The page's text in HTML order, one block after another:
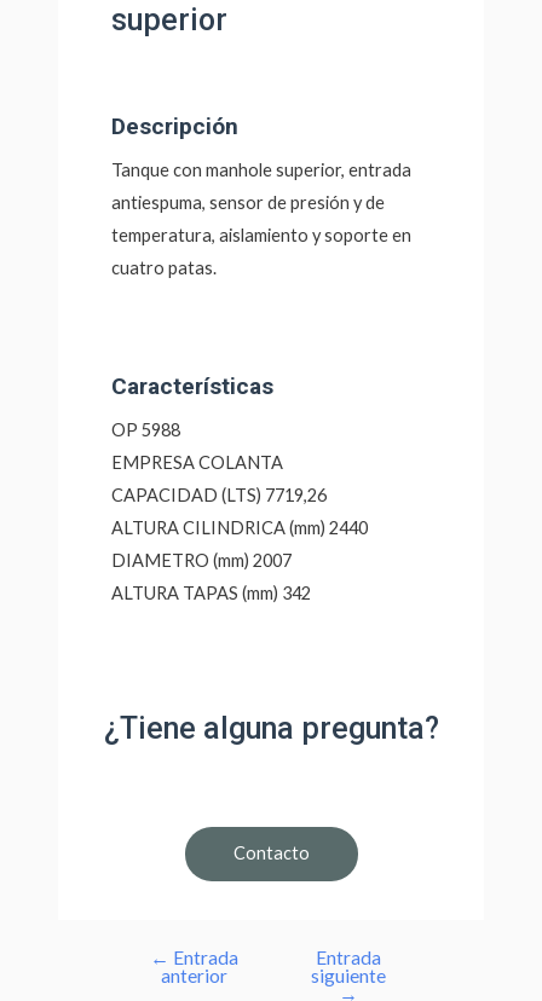
superior
Descripción
Tanque con manhole superior, entrada
antiespuma, sensor de presión y de
temperatura, aislamiento y soporte en
cuatro patas.
Características
OP 5988
EMPRESA COLANTA
CAPACIDAD (LTS) 7719,26
ALTURA CILINDRICA (mm) 2440
DIAMETRO (mm) 2007
ALTURA TAPAS (mm) 342
¿Tiene alguna pregunta?
Contacto
← Entrada
anterior
Entrada
siguiente
→